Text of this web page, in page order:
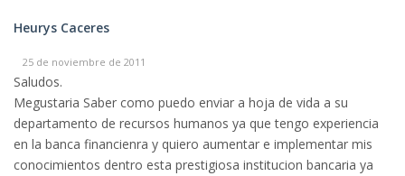
Heurys Caceres
25 de noviembre de 2011
Saludos.
Megustaria Saber como puedo enviar a hoja de vida a su
departamento de recursos humanos ya que tengo experiencia
en la banca financienra y quiero aumentar e implementar mis
conocimientos dentro esta prestigiosa institucion bancaria ya